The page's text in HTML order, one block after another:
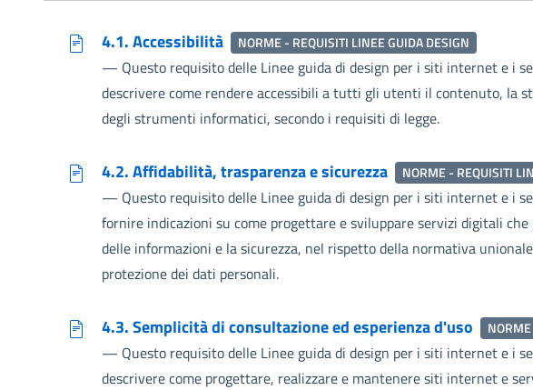
4.1. Accessibilità NORME - REQUISITI LINEE GUIDA DESIGN
— Questo requisito delle Linee guida di design per i siti internet e i
descrivere come rendere accessibili a tutti gli utenti il contenuto, la
degli strumenti informatici, secondo i requisiti di legge.
4.2. Affidabilità, trasparenza e sicurezza NORME - REQUISITI
— Questo requisito delle Linee guida di design per i siti internet e i
fornire indicazioni su come progettare e sviluppare servizi digitali
delle informazioni e la sicurezza, nel rispetto della normativa
protezione dei dati personali.
4.3. Semplicità di consultazione ed esperienza d'uso
— Questo requisito delle Linee guida di design per i siti internet e i
descrivere come progettare, realizzare e mantenere siti internet e